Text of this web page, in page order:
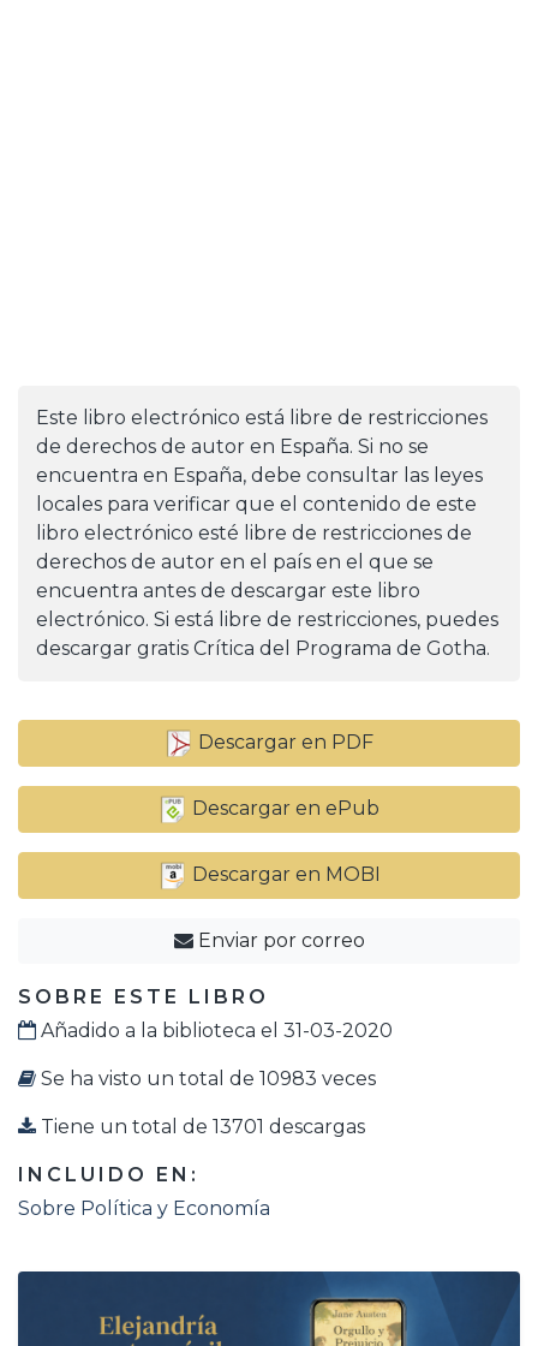
Este libro electrónico está libre de restricciones
de derechos de autor en España. Si no se
encuentra en España, debe consultar las leyes
locales para verificar que el contenido de este
libro electrónico esté libre de restricciones de
derechos de autor en el país en el que se
encuentra antes de descargar este libro
electrónico. Si está libre de restricciones, puedes
descargar gratis Crítica del Programa de Gotha.
Descargar en PDF
Descargar en ePub
Descargar en MOBI
Enviar por correo
SOBRE ESTE LIBRO
Añadido a la biblioteca el 31-03-2020
Se ha visto un total de 10983 veces
Tiene un total de 13701 descargas
INCLUIDO EN:
Sobre Política y Economía